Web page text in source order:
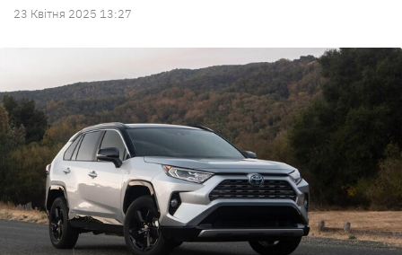
23 Квiтня 2025 13:27